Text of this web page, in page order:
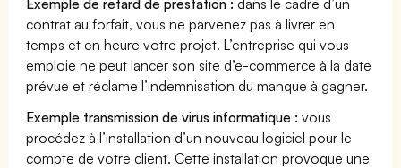
contrat au forfait, vous ne parvenez pas à livrer en
temps et en heure votre projet. L’entreprise qui vous
emploie ne peut lancer son site d’e-commerce à la date
prévue et réclame l’indemnisation du manque à gagner.
Exemple transmission de virus informatique : vous
procédez à l’installation d’un nouveau logiciel pour le
compte de votre client. Cette installation provoque une